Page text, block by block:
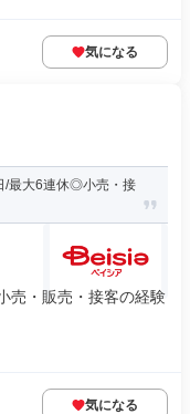
気になる
/最大6連休◎小売・接
売・販売・接客の経験
気になる